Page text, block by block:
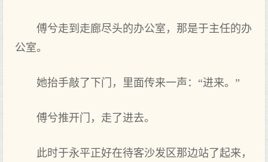
傅兮走到走廊尽头的办公室，那是于主任的办
公室。
她抬手敲了下门，里面传来一声：“进来。”
傅兮推开门，走了进去。
此时于永平正好在待客沙发区那边站了起来，